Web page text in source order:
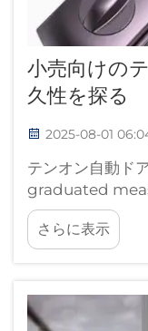
小売向けの
久性を探る
2025-08-01
テンオン自動ド
graduated
は、小売店のド
れたユニークな
ドアロックはど
ょう。
さらに表示